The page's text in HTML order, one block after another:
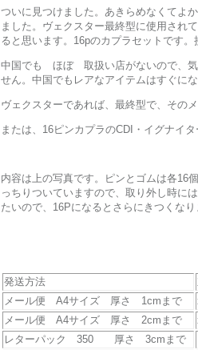
ついに見つけました。あきらめなくてよ
ました。ヴェクスター最終型に使用され
ると思います。16pのカプラセットです
中国でも ほぼ 取扱い店がないので、気
せん。中国でもレアなアイテムはすぐに
ヴェクスターであれば、最終型で、その
または、16ピンカプラのCDI・イグナイ
内容は上の写真です。ピンとゴムは各16
っちりついていますので、取り外し時に
たいので、16Pになるとさらにきつくな
発送方法
メール便 A4サイズ 厚さ 1cmまで
メール便 A4サイズ 厚さ 2cmまで
レターパック 350 厚さ 3cmまで